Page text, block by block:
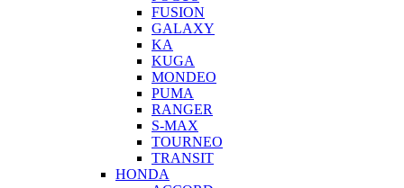
FUSION
GALAXY
KA
KUGA
MONDEO
PUMA
RANGER
S-MAX
TOURNEO
TRANSIT
HONDA